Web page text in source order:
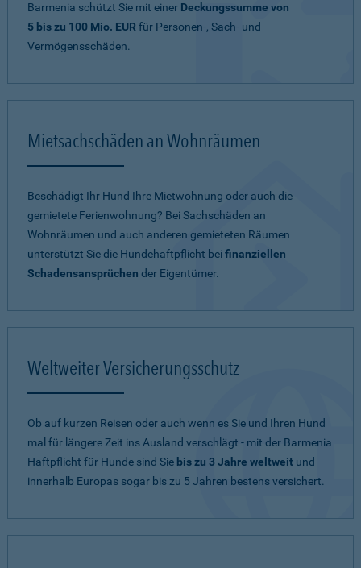
Barmenia schützt Sie mit einer Deckungssumme von
5 bis zu 100 Mio. EURfür Personen-, Sach- und
Vermögensschäden.
Mietsachschäden an Wohnräumen
Beschädigt Ihr Hund Ihre Mietwohnung oder auch die
gemietete Ferienwohnung? Bei Sachschäden an
Wohnräumen und auch anderen gemieteten Räumen
unterstützt Sie die Hundehaftpflicht beifinanziellen
Schadensansprüchen der Eigentümer.
Weltweiter Versicherungsschutz
Ob auf kurzen Reisen oder auch wenn es Sie und Ihren Hund
mal für längere Zeit ins Ausland verschlägt - mit der Barmenia
Haftpflicht für Hunde sind Sie bis zu 3 Jahre weltweit und
innerhalb Europas sogar bis zu 5 Jahren bestens versichert.